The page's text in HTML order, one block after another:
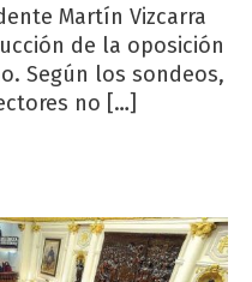
Martín Vizcarra
de la oposición
Según los sondeos,
no […]